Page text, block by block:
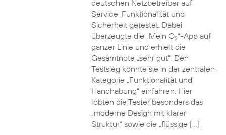
deutschen Netzbetreiber auf
Service, Funktionalität und
Sicherheit getestet. Dabei
überzeugte die „Mein O2“-App auf
ganzer Linie und erhielt die
Gesamtnote „sehr gut“. Den
Testsieg konnte sie in der zentralen
Kategorie „Funktionalität und
Handhabung“ einfahren. Hier
lobten die Tester besonders das
„moderne Design mit klarer
Struktur“ sowie die „flüssige […]